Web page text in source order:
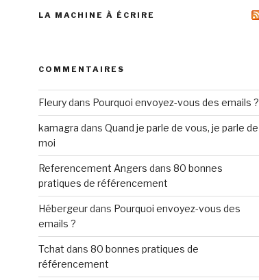
LA MACHINE À ÉCRIRE
COMMENTAIRES
Fleurydans Pourquoi envoyez-vous des emails ?
kamagra dans Quand je parle de vous, je parle de
moi
Referencement Angers dans 80 bonnes
pratiques de référencement
Hébergeurdans Pourquoi envoyez-vous des
emails ?
Tchat dans 80 bonnes pratiques de
référencement